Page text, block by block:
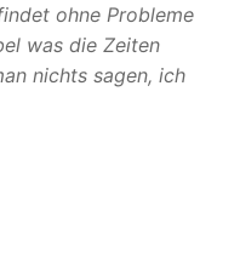
ohne Probleme
was die Zeiten
nichts sagen, ich